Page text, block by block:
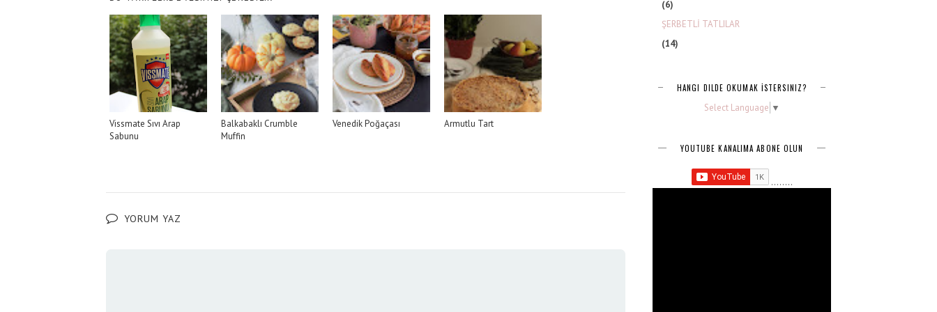
Vissmate Sıvı Arap
Sabunu
Balkabaklı Crumble
Muffin
Venedik Poğaçası Armutlu Tart
YORUM YAZ
(6)
ŞERBETLİ TATLILAR
(14)
HANGI DILDE OKUMAK İSTERSINIZ?
Select Language ▼
YOUTUBE KANALIMA ABONE OLUN
........